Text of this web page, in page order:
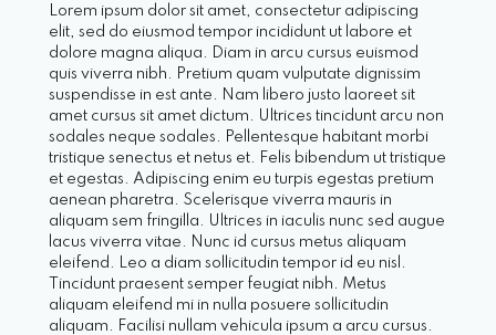
Lorem ipsum dolor sit amet, consectetur adipiscing
elit, sed do eiusmod tempor incididunt ut labore et
dolore magna aliqua. Diam in arcu cursus euismod
quis viverra nibh. Pretium quam vulputate dignissim
suspendisse in est ante. Nam libero justo laoreet sit
amet cursus sit amet dictum. Ultrices tincidunt arcu non
sodales neque sodales. Pellentesque habitant morbi
tristique senectus et netus et. Felis bibendum ut tristique
et egestas. Adipiscing enim eu turpis egestas pretium
aenean pharetra. Scelerisque viverra mauris in
aliquam sem fringilla. Ultrices in iaculis nunc sed augue
lacus viverra vitae. Nunc id cursus metus aliquam
eleifend. Leo a diam sollicitudin tempor id eu nisl.
Tincidunt praesent semper feugiat nibh. Metus
aliquam eleifend mi in nulla posuere sollicitudin
aliquam. Facilisi nullam vehicula ipsum a arcu cursus.